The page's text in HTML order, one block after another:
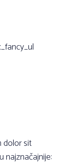
dolor sit
najznačajnije: